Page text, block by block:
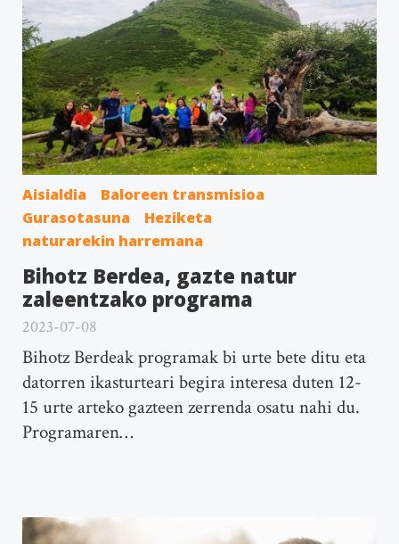
Aisialdia
Baloreen transmisioa
Gurasotasuna
Heziketa
naturarekin harremana
Bihotz Berdea, gazte natur
zaleentzako programa
2023-07-08
Bihotz Berdeak programak bi urte bete ditu eta
datorren ikasturteari begira interesa duten 12-
15 urte arteko gazteen zerrenda osatu nahi du.
Programaren…